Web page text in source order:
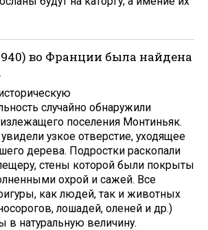
во Франции была найдена
случайно обнаружили
поселения Монтиньяк.
увидели узкое отверстие, уходящее
дерева. Подростки раскопали
стены которой были покрыты
охрой и сажей. Все
как людей, так и животных
лошадей, оленей и др.)
в натуральную величину.